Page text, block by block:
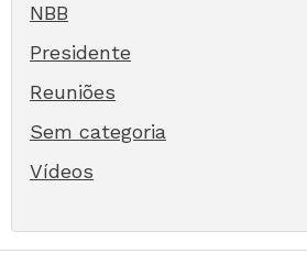
NBB
Presidente
Reuniões
Sem categoria
Vídeos